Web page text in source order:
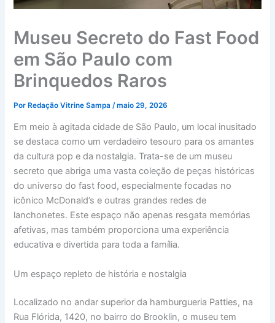
Museu Secreto do Fast Food
em São Paulo com
Brinquedos Raros
PorRedação Vitrine Sampa /maio 29, 2026
Em meio à agitada cidade de São Paulo, um local inusitado
se destaca como um verdadeiro tesouro para os amantes
da cultura pop e da nostalgia. Trata-se de um museu
secreto que abriga uma vasta coleção de peças históricas
do universo do fast food, especialmente focadas no
icônico McDonald’s e outras grandes redes de
lanchonetes. Este espaço não apenas resgata memórias
afetivas, mas também proporciona uma experiência
educativa e divertida para toda a família.
Um espaço repleto de história e nostalgia
Localizado no andar superior da hamburgueria Patties, na
Rua Flórida, 1420, no bairro do Brooklin, o museu tem